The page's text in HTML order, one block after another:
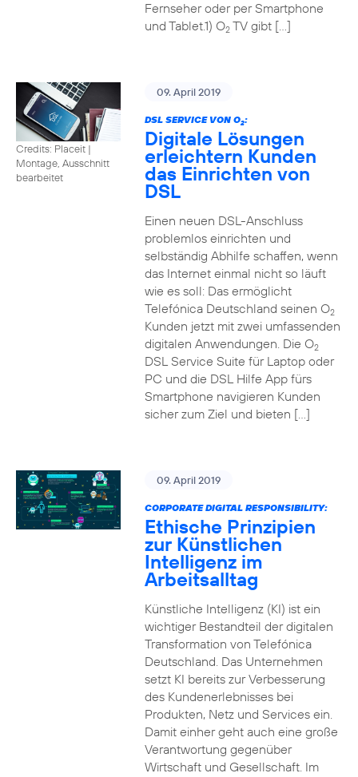
Fernseher oder per Smartphone
und Tablet.1) O2TV gibt […]
Credits: Placeit |
Montage, Ausschnitt
bearbeitet
09. April 2019
DSL SERVICE VON O2:
Digitale Lösungen
erleichtern Kunden
das Einrichten von
DSL
Einen neuen DSL-Anschluss
problemlos einrichten und
selbständig Abhilfe schaffen, wenn
das Internet einmal nicht so läuft
wie es soll: Das ermöglicht
Telefónica Deutschland seinen O2
Kunden jetzt mit zwei umfassenden
digitalen Anwendungen. Die O2
DSL Service Suite für Laptop oder
PC und die DSL Hilfe App fürs
Smartphone navigieren Kunden
sicher zum Ziel und bieten […]
09. April 2019
CORPORATE DIGITAL RESPONSIBILITY:
Ethische Prinzipien
zur Künstlichen
Intelligenz im
Arbeitsalltag
Künstliche Intelligenz (KI) ist ein
wichtiger Bestandteil der digitalen
Transformation von Telefónica
Deutschland. Das Unternehmen
setzt KI bereits zur Verbesserung
des Kundenerlebnisses bei
Produkten, Netz und Services ein.
Damit einher geht auch eine große
Verantwortung gegenüber
Wirtschaft und Gesellschaft. Im